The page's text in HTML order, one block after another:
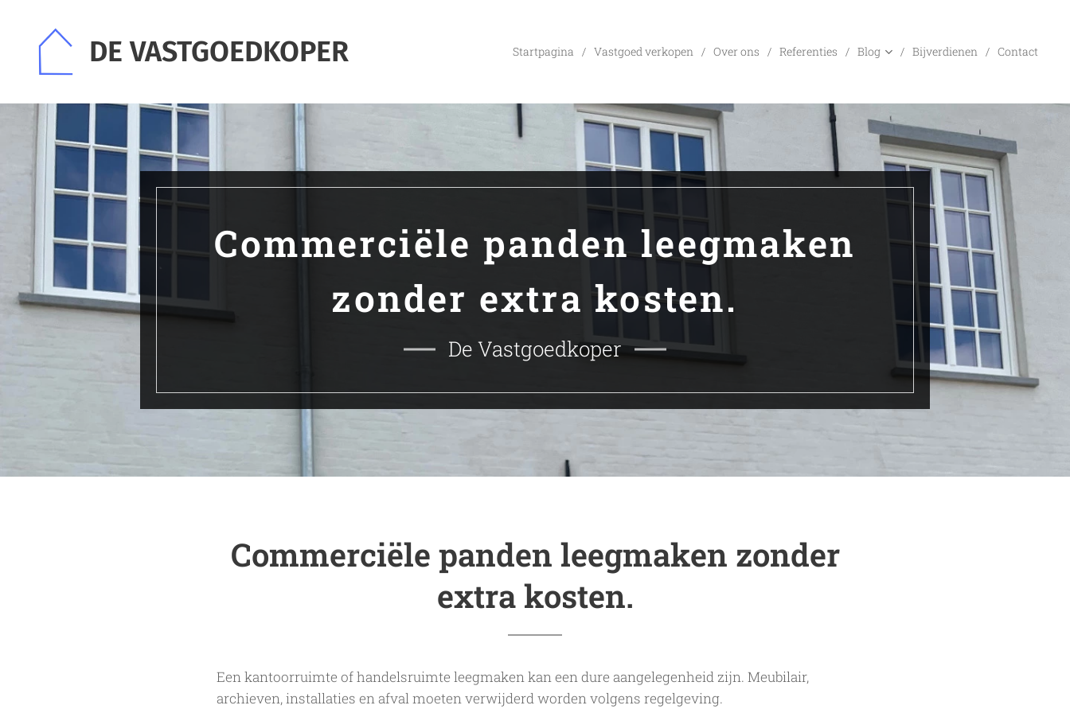
DE VASTGOEDKOPER Startpagina Vastgoed verkopen Over ons Referenties Blog Bijverdienen Contact
Commerciële panden leegmaken
zonder extra kosten.
De Vastgoedkoper
Commerciële panden leegmaken zonder
extra kosten.
Een kantoorruimte of handelsruimte leegmaken kan een dure aangelegenheid zijn. Meubilair,
archieven, installaties en afval moeten verwijderd worden volgens regelgeving.